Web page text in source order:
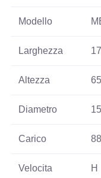
Modello
Larghezza
Altezza 65
Diametro 15
Carico 88
Velocita H